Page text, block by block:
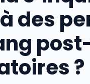
des
?